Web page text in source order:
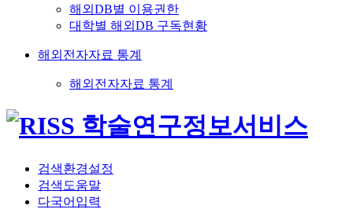
해외DB별 이용권한
대학별 해외DB 구독현황
해외전자자료 통계
해외전자자료 통계
검색환경설정
검색도움말
다국어입력